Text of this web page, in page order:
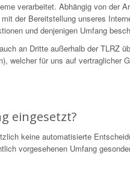
verarbeitet. Abhängig von der
der Bereitstellung unseres
und denjenigen Umfang
an Dritte außerhalb der TLRZ
welcher für uns auf vertraglicher
eingesetzt?
keine automatisierte
vorgesehenen Umfang